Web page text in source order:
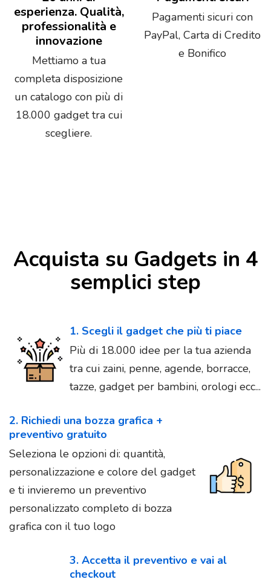
esperienza. Qualità,
professionalità e
innovazione
Mettiamo a tua
completa disposizione
un catalogo con più di
18.000 gadget tra cui
scegliere.
Pagamenti sicuri con
PayPal, Carta di Credito
e Bonifico
Acquista su Gadgets in 4
semplici step
1. Scegli il gadget che più ti piace
Più di 18.000 idee per la tua azienda
tra cui zaini, penne, agende, borracce,
tazze, gadget per bambini, orologi ecc...
2. Richiedi una bozza grafica +
preventivo gratuito
Seleziona le opzioni di: quantità,
personalizzazione e colore del gadget
e ti invieremo un preventivo
personalizzato completo di bozza
grafica con il tuo logo
3. Accetta il preventivo e vai al
checkout